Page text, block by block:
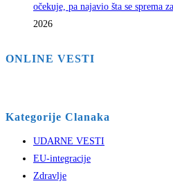
očekuje, pa najavio šta se sprema
2026
ONLINE VESTI
Kategorije Clanaka
UDARNE VESTI
EU-integracije
Zdravlje